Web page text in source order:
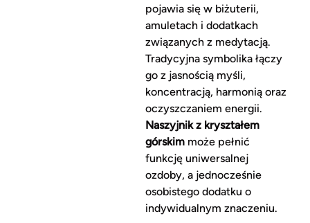
pojawia się w biżuterii,
amuletach i dodatkach
związanych z medytacją.
Tradycyjna symbolika łączy
go z jasnością myśli,
koncentracją, harmonią oraz
oczyszczaniem energii.
Naszyjnik z kryształem
górskimmoże pełnić
funkcję uniwersalnej
ozdoby, a jednocześnie
osobistego dodatku o
indywidualnym znaczeniu.